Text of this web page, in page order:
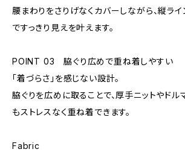
腰まわりをさりげなくカバーしながら、縦ラ
ですっきり見えを叶えます。
POINT 03 脇ぐり広めで重ね着しやすい
「着づらさ」を感じない設計。
脇ぐりを広めに取ることで、厚手ニットやドル
もストレスなく重ね着できます。
Fabric